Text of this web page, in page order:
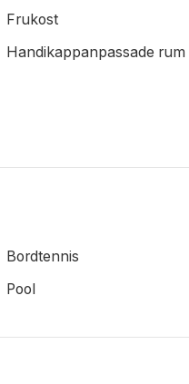
Frukost
Handikappanpassade rum
Bordtennis
Pool